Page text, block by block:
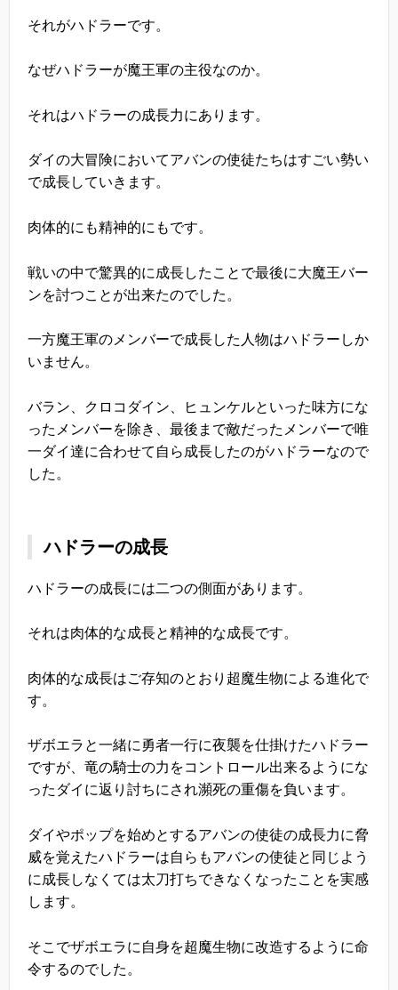
それがハドラーです。
なぜハドラーが魔王軍の主役なのか。
それはハドラーの成長力にあります。
ダイの大冒険においてアバンの使徒たちはすごい勢い
で成長していきます。
肉体的にも精神的にもです。
戦いの中で驚異的に成長したことで最後に大魔王バー
ンを討つことが出来たのでした。
一方魔王軍のメンバーで成長した人物はハドラーしか
いません。
バラン、クロコダイン、ヒュンケルといった味方にな
ったメンバーを除き、最後まで敵だったメンバーで唯
一ダイ達に合わせて自ら成長したのがハドラーなので
した。
ハドラーの成長
ハドラーの成長には二つの側面があります。
それは肉体的な成長と精神的な成長です。
肉体的な成長はご存知のとおり超魔生物による進化で
す。
ザボエラと一緒に勇者一行に夜襲を仕掛けたハドラー
ですが、竜の騎士の力をコントロール出来るようにな
ったダイに返り討ちにされ瀕死の重傷を負います。
ダイやポップを始めとするアバンの使徒の成長力に脅
威を覚えたハドラーは自らもアバンの使徒と同じよう
に成長しなくては太刀打ちできなくなったことを実感
します。
そこでザボエラに自身を超魔生物に改造するように命
令するのでした。